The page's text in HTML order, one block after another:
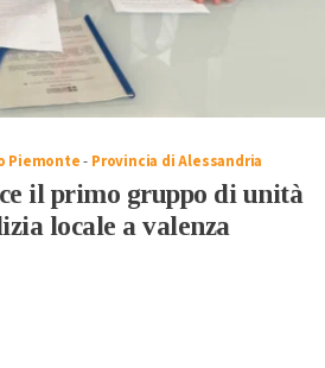
Piemonte- Provincia di Alessandria
il primo gruppo di unità
locale a valenza